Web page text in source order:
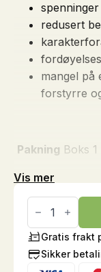
redusert
mangel
forstyrre
Pakning Boks 1
Vis mer
Hesta
Plus
Kobber,
1
kg
antall
Gratis frakt
Sikker